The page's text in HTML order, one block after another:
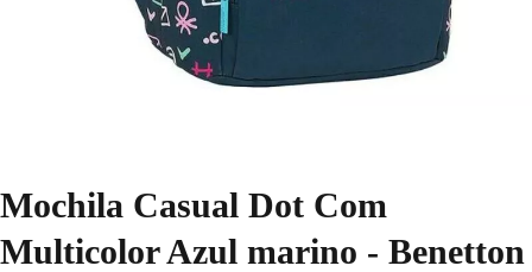
Mochila Casual Dot Com
Multicolor Azul marino - Benetton